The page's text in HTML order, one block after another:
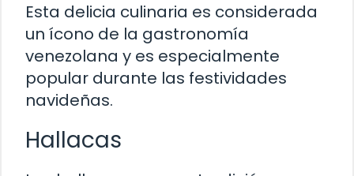
Esta delicia culinaria es considerada
un ícono de la gastronomía
venezolana y es especialmente
popular durante las festividades
navideñas.
Hallacas